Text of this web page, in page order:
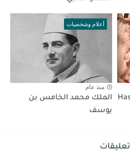
أعلام وشخصيات
منذ عام
الملك محمد الخامس بن
يوسف
تعليقات